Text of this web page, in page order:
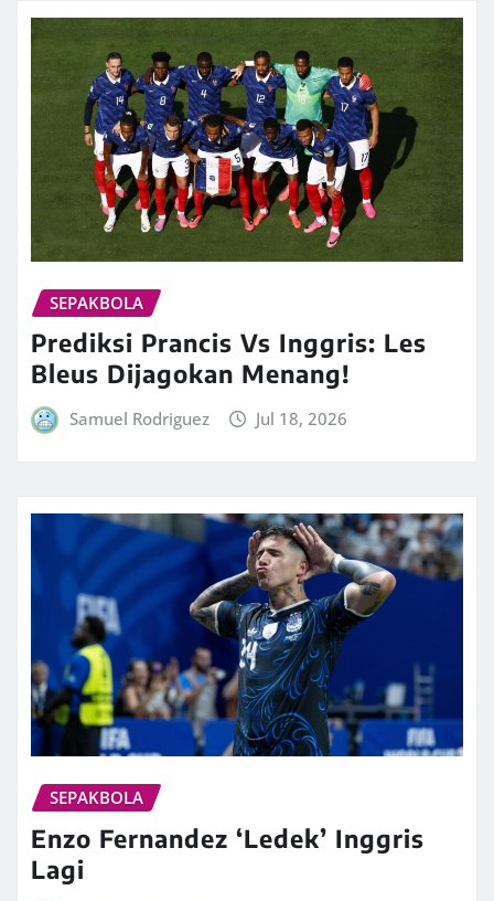
SEPAKBOLA
Prediksi Prancis Vs Inggris: Les
Bleus Dijagokan Menang!
Samuel Rodriguez Jul 18, 2026
SEPAKBOLA
Enzo Fernandez ‘Ledek’ Inggris
Lagi